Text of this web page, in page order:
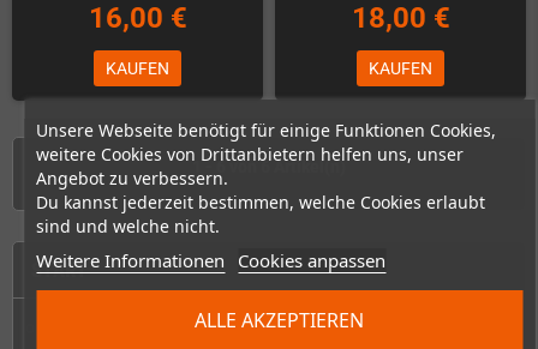
Unsere Webseite benötigt für einige Funktionen Cookies,
weitere Cookies von Drittanbietern helfen uns, unser
Angebot zu verbessern.
Du kannst jederzeit bestimmen, welche Cookies erlaubt
sind und welche nicht.
Weitere Informationen Cookies anpassen
ALLE AKZEPTIEREN
START
Konsolen & Handhelds
16,00 €
KAUFEN
18,00 €
KAUFEN
1 - 6 von 6 Artikel(n)